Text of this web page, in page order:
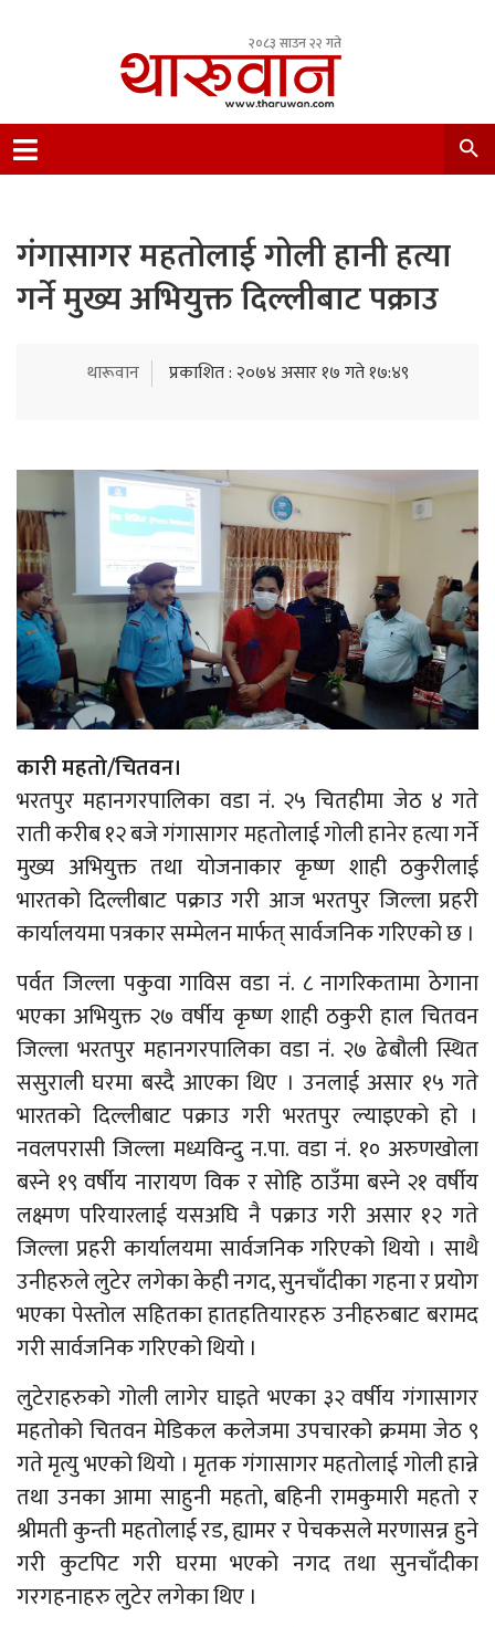
२०८३ साउन २२ गते
Nepal.
गंगासागर महतोलाई गोली हानी हत्या
गर्ने मुख्य अभियुक्त दिल्लीबाट पक्राउ
थारूवान प्रकाशित : २०७४ असार १७ गते १७:४९
कारी महतो/चितवन।
भरतपुर महानगरपालिका वडा नं. २५ चितहीमा जेठ ४ गते
राती करीब १२ बजे गंगासागर महतोलाई गोली हानेर हत्या गर्ने
मुख्य अभियुक्त तथा योजनाकार कृष्ण शाही ठकुरीलाई
भारतको दिल्लीबाट पक्राउ गरी आज भरतपुर जिल्ला प्रहरी
कार्यालयमा पत्रकार सम्मेलन मार्फत् सार्वजनिक गरिएको छ ।
पर्वत जिल्ला पकुवा गाविस वडा नं. ८ नागरिकतामा ठेगाना
भएका अभियुक्त २७ वर्षीय कृष्ण शाही ठकुरी हाल चितवन
जिल्ला भरतपुर महानगरपालिका वडा नं. २७ ढेबौली स्थित
ससुराली घरमा बस्दै आएका थिए । उनलाई असार १५ गते
भारतको दिल्लीबाट पक्राउ गरी भरतपुर ल्याइएको हो ।
नवलपरासी जिल्ला मध्यविन्दु न.पा. वडा नं. १० अरुणखोला
बस्ने १९ वर्षीय नारायण विक र सोहि ठाउँमा बस्ने २१ वर्षीय
लक्ष्मण परियारलाई यसअघि नै पक्राउ गरी असार १२ गते
जिल्ला प्रहरी कार्यालयमा सार्वजनिक गरिएको थियो । साथै
उनीहरुले लुटेर लगेका केही नगद, सुनचाँदीका गहना र प्रयोग
भएका पेस्तोल सहितका हातहतियारहरु उनीहरुबाट बरामद
गरी सार्वजनिक गरिएको थियो ।
लुटेराहरुको गोली लागेर घाइते भएका ३२ वर्षीय गंगासागर
महतोको चितवन मेडिकल कलेजमा उपचारको क्रममा जेठ ९
गते मृत्यु भएको थियो । मृतक गंगासागर महतोलाई गोली हान्ने
तथा उनका आमा साहुनी महतो, बहिनी रामकुमारी महतो र
श्रीमती कुन्ती महतोलाई रड, ह्यामर र पेचकसले मरणासन्न हुने
गरी कुटपिट गरी घरमा भएको नगद तथा सुनचाँदीका
गरगहनाहरु लुटेर लगेका थिए ।